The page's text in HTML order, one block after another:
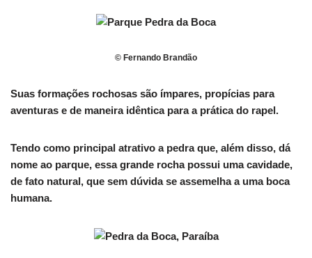
© Fernando Brandão
Suas formações rochosas são ímpares, propícias para
aventuras e de maneira idêntica para a prática do rapel.
Tendo como principal atrativo a pedra que, além disso, dá
nome ao parque, essa grande rocha possui uma cavidade,
de fato natural, que sem dúvida se assemelha a uma boca
humana.